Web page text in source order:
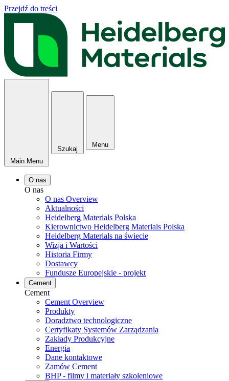
Przejdź do treści
Main Menu
Szukaj
Menu
O nas
O nas
O nas Overview
Aktualności
Heidelberg Materials Polska
Kierownictwo Heidelberg Materials Polska
Heidelberg Materials na świecie
Wizja i Wartości
Historia Firmy
Dostawcy
Fundusze Europejskie - projekt
Cement
Cement
Cement Overview
Produkty
Doradztwo technologiczne
Certyfikaty Systemów Zarządzania
Zakłady Produkcyjne
Energia
Dane kontaktowe
Zamów Cement
BHP - filmy i materiały szkoleniowe